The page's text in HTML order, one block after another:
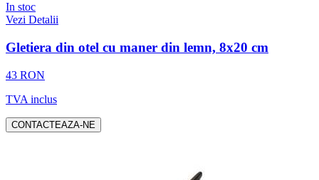
In stoc
Vezi Detalii
Gletiera din otel cu maner din lemn, 8x20 cm
43 RON
TVA inclus
CONTACTEAZA-NE